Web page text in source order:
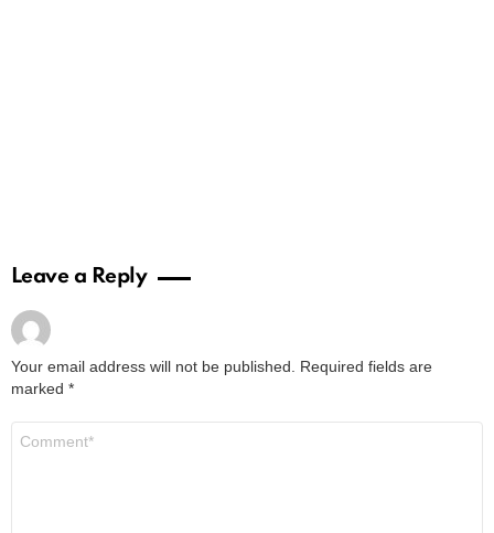
Leave a Reply
Your email address will not be published. Required fields are
marked *